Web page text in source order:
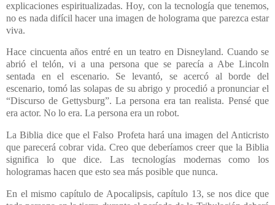
explicaciones espiritualizadas. Hoy, con la tecnología que tenemos,
no es nada difícil hacer una imagen de holograma que parezca estar
viva.
Hace cincuenta años entré en un teatro en Disneyland. Cuando se
abrió el telón, vi a una persona que se parecía a Abe Lincoln
sentada en el escenario. Se levantó, se acercó al borde del
escenario, tomó las solapas de su abrigo y procedió a pronunciar el
“Discurso de Gettysburg”. La persona era tan realista. Pensé que
era actor. No lo era. La persona era un robot.
La Biblia dice que el Falso Profeta hará una imagen del Anticristo
que parecerá cobrar vida. Creo que deberíamos creer que la Biblia
significa lo que dice. Las tecnologías modernas como los
hologramas hacen que esto sea más posible que nunca.
En el mismo capítulo de Apocalipsis, capítulo 13, se nos dice que